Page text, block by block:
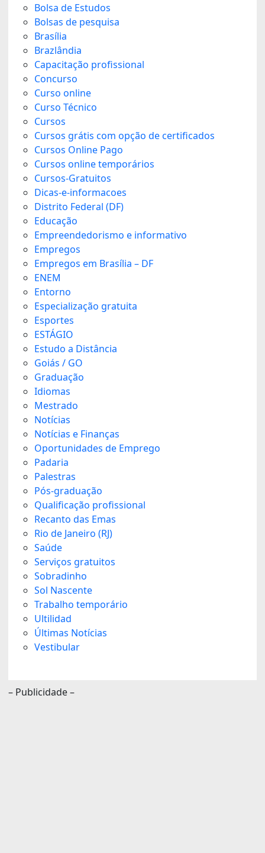
Bolsa de Estudos
Bolsas de pesquisa
Brasília
Brazlândia
Capacitação profissional
Concurso
Curso online
Curso Técnico
Cursos
Cursos grátis com opção de certificados
Cursos Online Pago
Cursos online temporários
Cursos-Gratuitos
Dicas-e-informacoes
Distrito Federal (DF)
Educação
Empreendedorismo e informativo
Empregos
Empregos em Brasília – DF
ENEM
Entorno
Especialização gratuita
Esportes
ESTÁGIO
Estudo a Distância
Goiás / GO
Graduação
Idiomas
Mestrado
Notícias
Notícias e Finanças
Oportunidades de Emprego
Padaria
Palestras
Pós-graduação
Qualificação profissional
Recanto das Emas
Rio de Janeiro (RJ)
Saúde
Serviços gratuitos
Sobradinho
Sol Nascente
Trabalho temporário
Ultilidad
Últimas Notícias
Vestibular
– Publicidade –